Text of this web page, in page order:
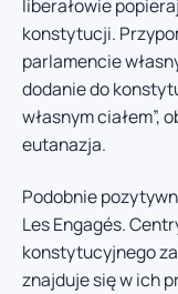
liberałowie
konstytucji.
parlamencie
dodanie do
własnym ciałem”,
eutanazja.
Podobnie
Les Engagés.
konstytucyjnego
znajduje się w ich